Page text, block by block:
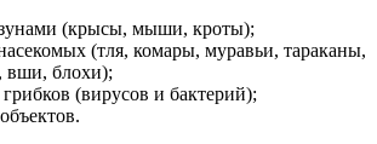
(крысы, мыши, кроты);
(тля, комары, муравьи, тараканы,
вши, блохи);
грибков (вирусов и бактерий);